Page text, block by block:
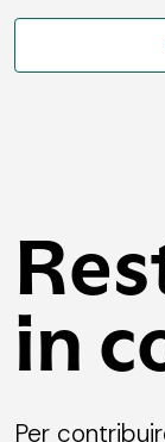
in
Per